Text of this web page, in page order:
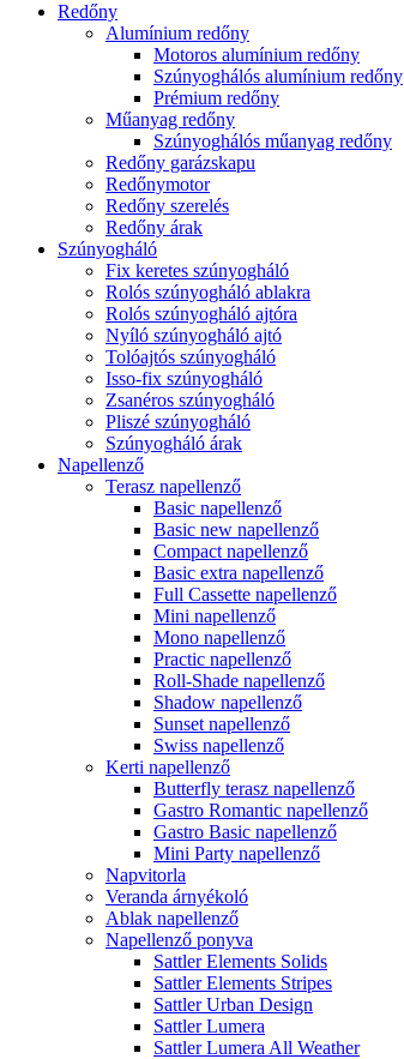
Redőny
Alumínium redőny
Motoros alumínium redőny
Szúnyoghálós alumínium redőny
Prémium redőny
Műanyag redőny
Szúnyoghálós műanyag redőny
Redőny garázskapu
Redőnymotor
Redőny szerelés
Redőny árak
Szúnyogháló
Fix keretes szúnyogháló
Rolós szúnyogháló ablakra
Rolós szúnyogháló ajtóra
Nyíló szúnyogháló ajtó
Tolóajtós szúnyogháló
Isso-fix szúnyogháló
Zsanéros szúnyogháló
Pliszé szúnyogháló
Szúnyogháló árak
Napellenző
Terasz napellenző
Basic napellenző
Basic new napellenző
Compact napellenző
Basic extra napellenző
Full Cassette napellenző
Mini napellenző
Mono napellenző
Practic napellenző
Roll-Shade napellenző
Shadow napellenző
Sunset napellenző
Swiss napellenző
Kerti napellenző
Butterfly terasz napellenző
Gastro Romantic napellenző
Gastro Basic napellenző
Mini Party napellenző
Napvitorla
Veranda árnyékoló
Ablak napellenző
Napellenző ponyva
Sattler Elements Solids
Sattler Elements Stripes
Sattler Urban Design
Sattler Lumera
Sattler Lumera All Weather